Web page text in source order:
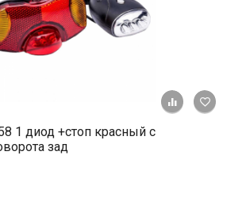
+ К
1 диод +стоп красный c
зад